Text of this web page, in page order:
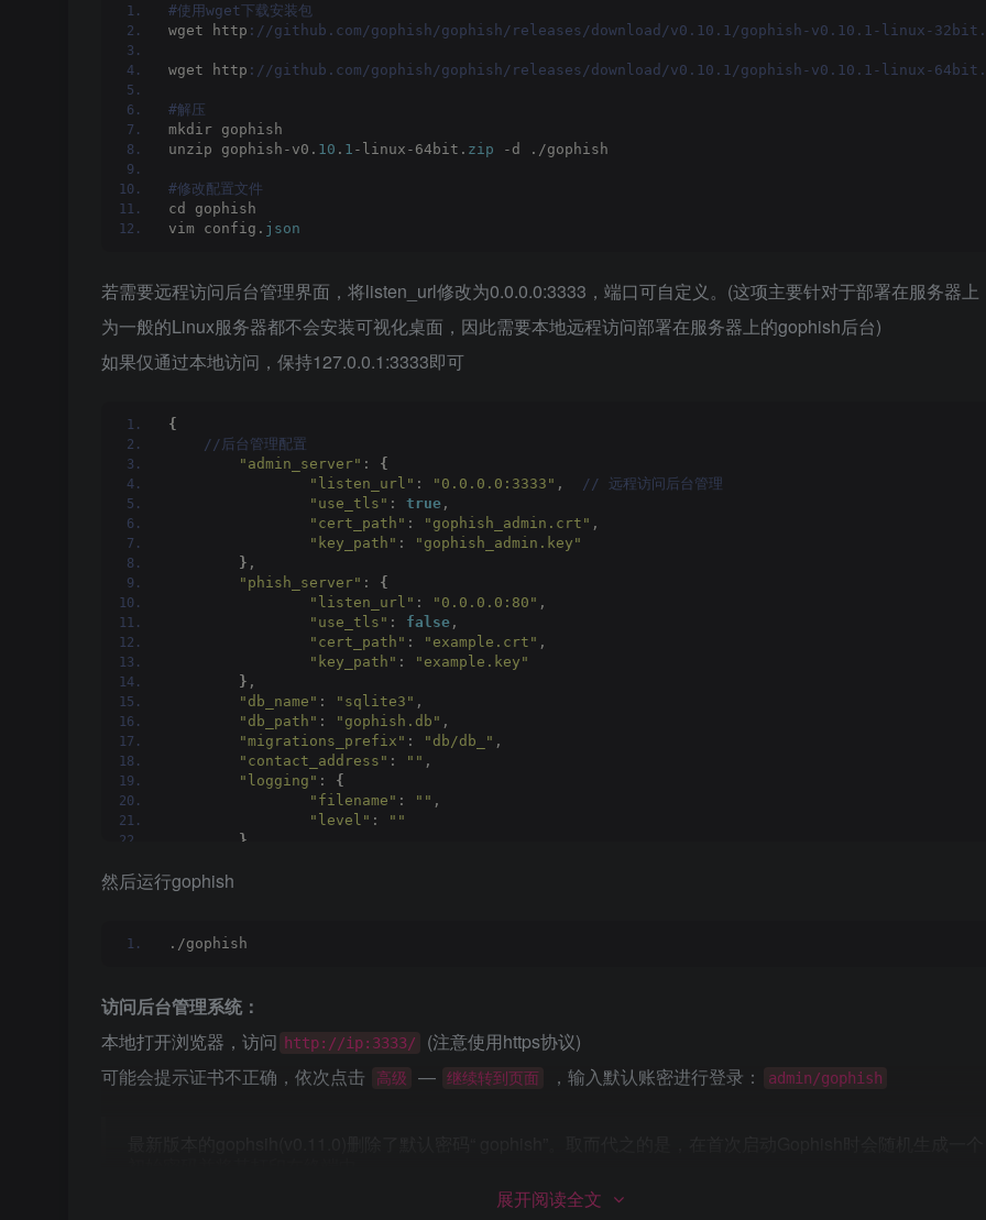
#使用wget下载安装包
wget http ://github.com/gophish/gophish/releases/download/v0.10.1/gophish-v0.10.1-linux-
wget http ://github.com/gophish/gophish/releases/download/v0.10.1/gophish-v0.10.1-linux-
#解压
mkdir gophish
unzip gophish-v0. 10 . 1 -linux-64bit. zip -d ./gophish
#修改配置文件
cd gophish
vim config. json
若需要远程访问后台管理界面，将listen_url修改为0.0.0.0:3333，端口可自定义。(这项主要针对于部署在服务器上
为一般的Linux服务器都不会安装可视化桌面，因此需要本地远程访问部署在服务器上的gophish后台)
如果仅通过本地访问，保持127.0.0.1:3333即可
{
//后台管理配置
"admin_server" : {
"listen_url" : "0.0.0.0:3333" ,
// 远程访问后台管理
"use_tls" : true ,
"cert_path" : "gophish_admin.crt" ,
"key_path" :
"gophish_admin.key"
} ,
"phish_server" : {
"listen_url" : "0.0.0.0:80" ,
"use_tls" : false ,
"cert_path" : "example.crt" ,
"key_path" :
"example.key"
} ,
"db_name" : "sqlite3" ,
"db_path" : "gophish.db" ,
"migrations_prefix" : "db/db_" ,
"contact_address" : "" ,
"logging" : {
"filename" : "" ,
"level" :
""
}
然后运行gophish
./gophish
访问后台管理系统：
本地打开浏览器，访问 http://ip:3333/
(注意使用https协议)
可能会提示证书不正确，依次点击
高级 — 继续转到页面 ，输入默认账密进行登录： admin/gophish
展开阅读全文